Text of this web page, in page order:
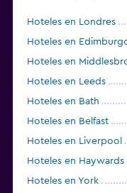
Hoteles en Londres
Hoteles en
Hoteles en
Hoteles en Leeds
Hoteles en Bath
Hoteles en Belfast
Hoteles en Liverpool
Hoteles en Haywards
Hoteles en York